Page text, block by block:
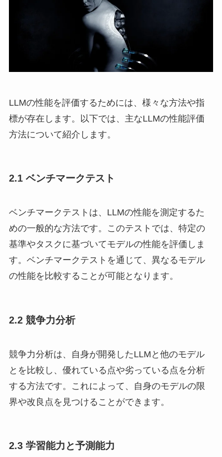
LLMの性能を評価するためには、様々な方法や指
標が存在します。以下では、主なLLMの性能評価
方法について紹介します。
2.1 ベンチマークテスト
ベンチマークテストは、LLMの性能を測定するた
めの一般的な方法です。このテストでは、特定の
基準やタスクに基づいてモデルの性能を評価しま
す。ベンチマークテストを通じて、異なるモデル
の性能を比較することが可能となります。
2.2 競争力分析
競争力分析は、自身が開発したLLMと他のモデル
とを比較し、優れている点や劣っている点を分析
する方法です。これによって、自身のモデルの限
界や改良点を見つけることができます。
2.3 学習能力と予測能力